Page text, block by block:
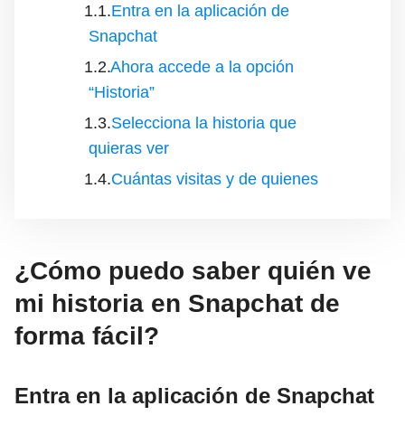
Entra en la aplicación de
Snapchat
Ahora accede a la opción
“Historia”
Selecciona la historia que
quieras ver
Cuántas visitas y de quienes
¿Cómo puedo saber quién ve
mi historia en Snapchat de
forma fácil?
Entra en la aplicación de Snapchat